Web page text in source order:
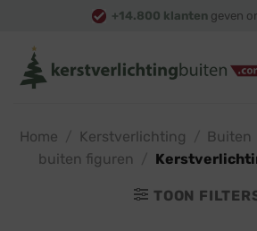
content
+14.800 klanten geven
Home Kerstverlichting Buiten
buiten figuren
TOON